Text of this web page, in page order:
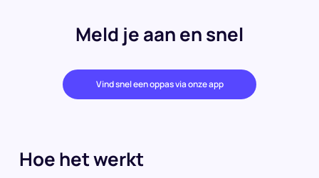
Meld je aan en snel
Vind snel een oppas via onze app
Hoe het werkt